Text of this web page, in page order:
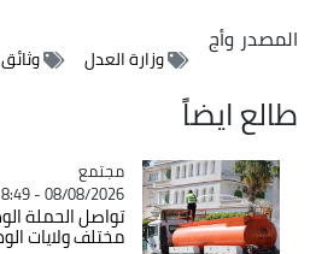
المصدروأج
وزارة العدل وثائق
طالع ايضاً
Catégorie
مجتمع
08/08/2026 - 18:49
تواصل الحملة
مختلف ولايات